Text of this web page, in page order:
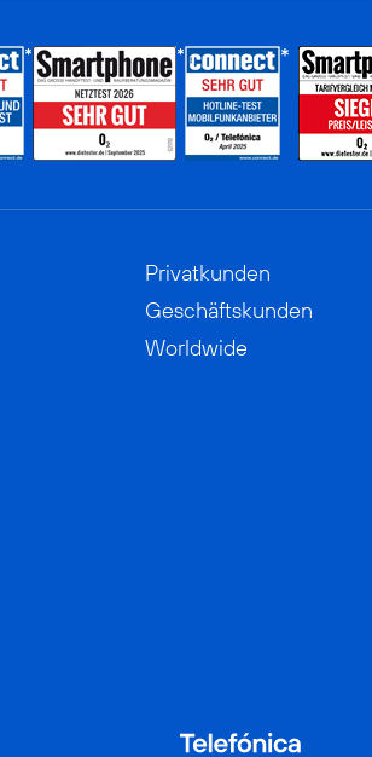
Privatkunden
Geschäftskunden
Worldwide